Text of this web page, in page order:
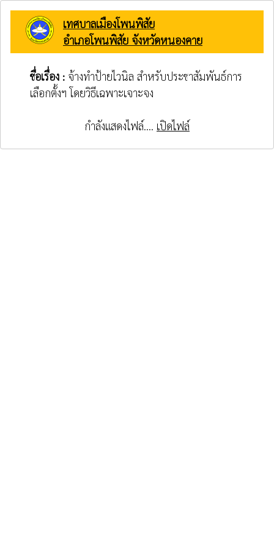
เทศบาลเมืองโพนพิสัย
อำเภอโพนพิสัย จังหวัดหนองคาย
ชื่อเรื่อง : จ้างทำป้ายไวนิล สำหรับประชาสัมพันธ์การ
เลือกตั้งฯ โดยวิธีเฉพาะเจาะจง
กำลังแสดงไฟล์.... เปิดไฟล์